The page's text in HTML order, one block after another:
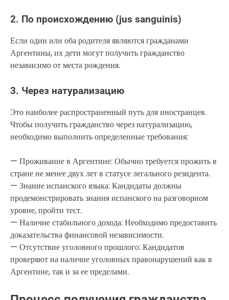
2. По происхождению (jus sanguinis)
Если один или оба родителя являются гражданами
Аргентины, их дети могут получить гражданство
независимо от места рождения.
3. Через натурализацию
Это наиболее распространенный путь для иностранцев.
Чтобы получить гражданство через натурализацию,
необходимо выполнить определенные требования:
— Проживание в Аргентине: Обычно требуется прожить в
стране не менее двух лет в статусе легального резидента.
— Знание испанского языка: Кандидаты должны
продемонстрировать знания испанского на разговорном
уровне, пройти тест.
— Наличие стабильного дохода: Необходимо предоставить
доказательства финансовой независимости.
— Отсутствие уголовного прошлого: Кандидатов
проверяют на наличие уголовных правонарушений как в
Аргентине, так и за ее пределами.